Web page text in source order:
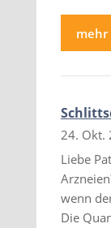
mehr
24. Okt.
Liebe
wenn
Die